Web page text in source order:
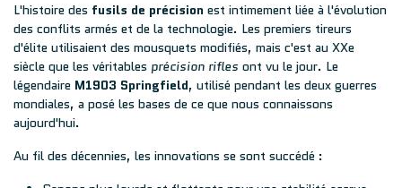
L'histoire des fusils de précision est intimement liée à l'évolution
des conflits armés et de la technologie. Les premiers tireurs
d'élite utilisaient des mousquets modifiés, mais c'est au XXe
siècle que les véritables précision rifles ont vu le jour. Le
légendaire M1903 Springfield, utilisé pendant les deux guerres
mondiales, a posé les bases de ce que nous connaissons
aujourd'hui.
Au fil des décennies, les innovations se sont succédé :